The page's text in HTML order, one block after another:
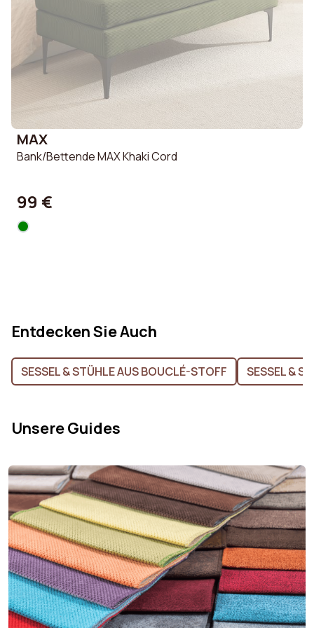
MAX
Bank/Bettende MAX Khaki Cord
99 €
Entdecken Sie Auch
SESSEL & STÜHLE AUS BOUCLÉ-STOFF SESSEL &
Unsere Guides